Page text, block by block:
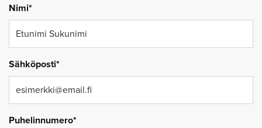
Nimi*
Sähköposti*
Puhelinnumero*